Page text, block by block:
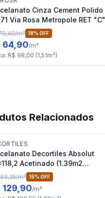
Cinza Cement Polido
Via Rosa Metropole RET "C"
/m² 18% OFF
64,90/m²
: R$ 98,00 (1,51m²)
Relacionados
Decortiles Absolut
Acetinado (1.39m2
/m² 15% OFF
129,90/m²